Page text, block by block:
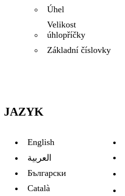
Úhel
Velikost
úhlopříčky
Základní číslovky
JAZYK
English
العربية
Български
Català